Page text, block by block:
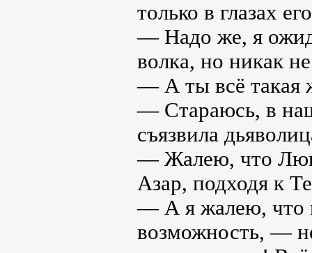
только в глазах
— Надо же, я
волка, но никак
— А ты всё такая
— Стараюсь, в
съязвила
— Жалею, что
Азар, подходя к
— А я жалею, что
возможность, —